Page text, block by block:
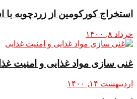
استخراج کورکومین از زردچوبه با
خرداد ۸, ۱۴۰۰
غنی سازی مواد غذایی و امنیت
اردیبهشت ۱۴, ۱۴۰۰